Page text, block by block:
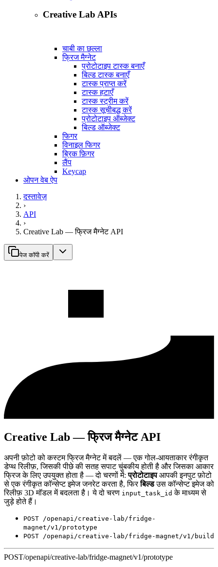
Creative Lab APIs
चाबी का छल्ला
फ्रिज मैग्नेट
प्रोटोटाइप टास्क बनाएँ
बिल्ड टास्क बनाएँ
टास्क प्राप्त करें
टास्क हटाएँ
टास्क स्ट्रीम करें
टास्क सूचीबद्ध करें
प्रोटोटाइप ऑब्जेक्ट
बिल्ड ऑब्जेक्ट
फिगर
विनाइल फिगर
ब्रिक फ़िगर
लैंप
Keycap
ओपन वेब ऐप
दस्तावेज़
›
API
›
Creative Lab — फ्रिज मैग्नेट API
पेज कॉपी करें
Creative Lab — फ्रिज मैग्नेट API
अपनी फ़ोटो को कस्टम फ्रिज मैग्नेट में बदलें — एक गोल-आयताकार रंगीकृत
डेप्थ रिलीफ़, जिसकी पीछे की सतह सपाट चुंबकीय होती है और जिसका आकार
फ्रिज के लिए उपयुक्त होता है — दो चरणों में:प्रोटोटाइपआपकी इनपुट फ़ोटो
से एक रंगीकृत कॉन्सेप्ट इमेज जनरेट करता है, फिरबिल्डउस कॉन्सेप्ट इमेज को
रिलीफ़ 3D मॉडल में बदलता है। ये दो चरण input_task_id के माध्यम से
जुड़े होते हैं।
POST /openapi/creative-lab/fridge-
magnet/v1/prototype
POST /openapi/creative-lab/fridge-magnet/v1/build
POST/openapi/creative-lab/fridge-magnet/v1/prototype